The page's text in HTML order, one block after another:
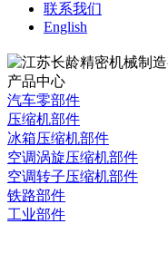
联系我们
English
产品中心
汽车零部件
压缩机部件
冰箱压缩机部件
空调涡旋压缩机部件
空调转子压缩机部件
铁路部件
工业部件